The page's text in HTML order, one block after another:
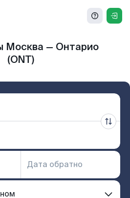
Москва — Онтарио
(ONT)